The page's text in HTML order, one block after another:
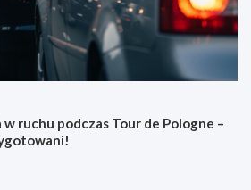
ruchu podczas Tour de Pologne –